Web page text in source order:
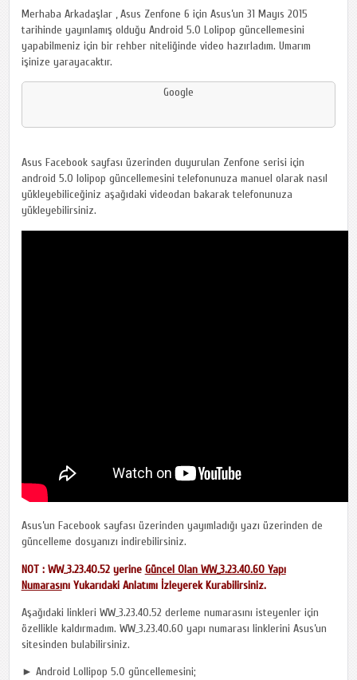
Merhaba Arkadaşlar , Asus Zenfone 6 için Asus’un 31 Mayıs 2015
tarihinde yayınlamış olduğu Android 5.0 Lolipop güncellemesini
yapabilmeniz için bir rehber niteliğinde video hazırladım. Umarım
işinize yarayacaktır.
Google
Asus Facebook sayfası üzerinden duyurulan Zenfone serisi için
android 5.0 lolipop güncellemesini telefonunuza manuel olarak nasıl
yükleyebiliceğiniz aşağıdaki videodan bakarak telefonunuza
yükleyebilirsiniz.
Asus’un Facebook sayfası üzerinden yayımladığı yazı üzerinden de
güncelleme dosyanızı indirebilirsiniz.
NOT : WW_3.23.40.52 yerine Güncel Olan WW_3.23.40.60 Yapı
Numarasını Yukarıdaki Anlatımı İzleyerek Kurabilirsiniz.
Aşağıdaki linkleri WW_3.23.40.52 derleme numarasını isteyenler için
özellikle kaldırmadım. WW_3.23.40.60 yapı numarası linklerini Asus’un
sitesinden bulabilirsiniz.
► Android Lollipop 5.0 güncellemesini;